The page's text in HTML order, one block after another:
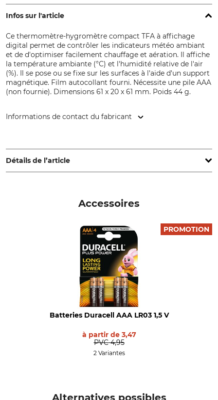
Infos sur l'article
Ce thermomètre-hygromètre compact TFA à affichage
digital permet de contrôler les indicateurs météo ambiant
et de d'optimiser facilement chauffage et aération. Il affiche
la température ambiante (°C) et l'humidité relative de l'air
(%). Il se pose ou se fixe sur les surfaces à l'aide d'un support
magnétique. Film autocollant fourni. Nécessite une pile AAA
(non fournie). Dimensions 61 x 20 x 61 mm. Poids 44 g.
Informations de contact du fabricant
Wertheim-Reicholzheim, Germany, www.tfa-dostmann.de
Détails de l’article
44 g
Accessoires
PROMOTION
Batteries Duracell AAA LR03 1,5 V
à partir de 3,47
PVC 4,95
2 Variantes
Alternatives possibles